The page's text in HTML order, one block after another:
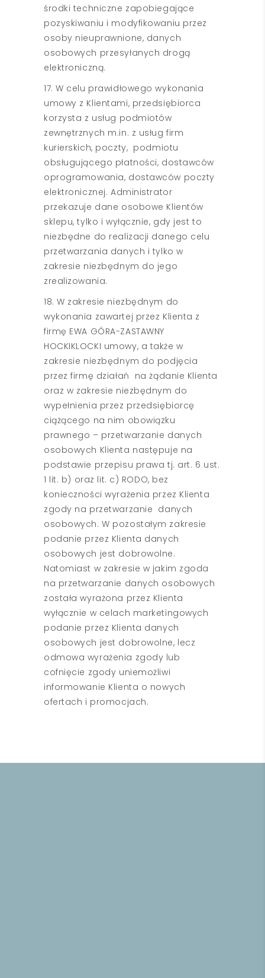
środki techniczne zapobiegające
pozyskiwaniu i modyfikowaniu przez
osoby nieuprawnione, danych
osobowych przesyłanych drogą
elektroniczną.
17. W celu prawidłowego wykonania
umowy z Klientami, przedsiębiorca
korzysta z usług podmiotów
zewnętrznych m.in. z usług firm
kurierskich, poczty, podmiotu
obsługującego płatności, dostawców
oprogramowania, dostawców poczty
elektronicznej. Administrator
przekazuje dane osobowe Klientów
sklepu, tylko i wyłącznie, gdy jest to
niezbędne do realizacji danego celu
przetwarzania danych i tylko w
zakresie niezbędnym do jego
zrealizowania.
18. W zakresie niezbędnym do
wykonania zawartej przez Klienta z
firmę EWA GÓRA-ZASTAWNY
HOCKIKLOCKI umowy, a także w
zakresie niezbędnym do podjęcia
przez firmę działań na żądanie Klienta
oraz w zakresie niezbędnym do
wypełnienia przez przedsiębiorcę
ciążącego na nim obowiązku
prawnego – przetwarzanie danych
osobowych Klienta następuje na
podstawie przepisu prawa tj. art. 6 ust.
1 lit. b) oraz lit. c) RODO, bez
konieczności wyrażenia przez Klienta
zgody na przetwarzanie danych
osobowych. W pozostałym zakresie
podanie przez Klienta danych
osobowych jest dobrowolne.
Natomiast w zakresie w jakim zgoda
na przetwarzanie danych osobowych
została wyrażona przez Klienta
wyłącznie w celach marketingowych
podanie przez Klienta danych
osobowych jest dobrowolne, lecz
odmowa wyrażenia zgody lub
cofnięcie zgody uniemożliwi
informowanie Klienta o nowych
ofertach i promocjach.